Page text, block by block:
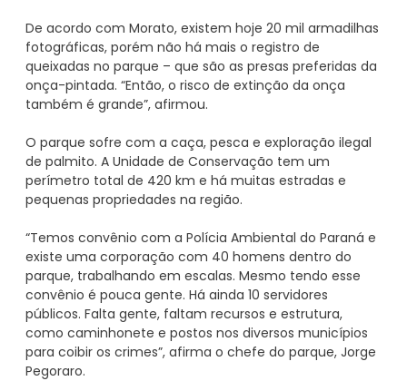
De acordo com Morato, existem hoje 20 mil armadilhas
fotográficas, porém não há mais o registro de
queixadas no parque – que são as presas preferidas da
onça-pintada. “Então, o risco de extinção da onça
também é grande”, afirmou.
O parque sofre com a caça, pesca e exploração ilegal
de palmito. A Unidade de Conservação tem um
perímetro total de 420 km e há muitas estradas e
pequenas propriedades na região.
“Temos convênio com a Polícia Ambiental do Paraná e
existe uma corporação com 40 homens dentro do
parque, trabalhando em escalas. Mesmo tendo esse
convênio é pouca gente. Há ainda 10 servidores
públicos. Falta gente, faltam recursos e estrutura,
como caminhonete e postos nos diversos municípios
para coibir os crimes”, afirma o chefe do parque, Jorge
Pegoraro.